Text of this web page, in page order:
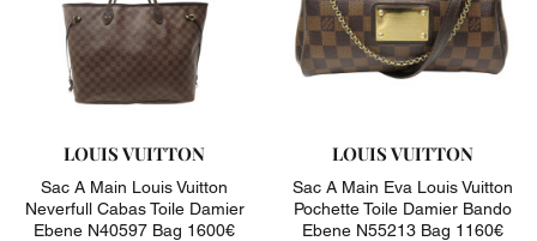
LOUIS VUITTON
Sac A Main Louis Vuitton
Neverfull Cabas Toile Damier
Ebene N40597 Bag 1600€
LOUIS VUITTON
Sac A Main Eva Louis Vuitton
Pochette Toile Damier Bando
Ebene N55213 Bag 1160€